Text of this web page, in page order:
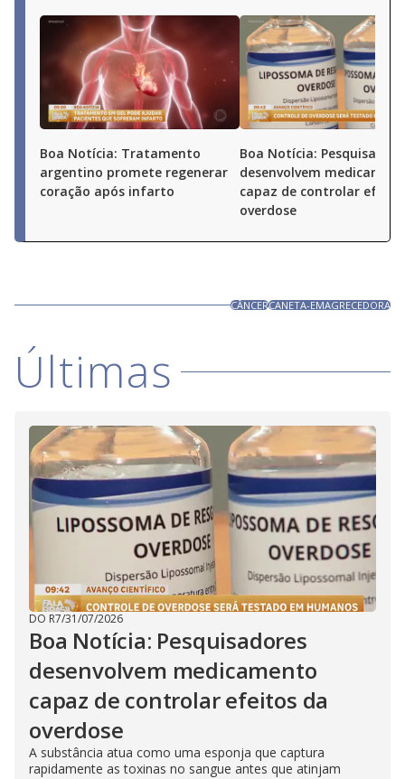
Boa Notícia: Tratamento
argentino promete regenerar
coração após infarto
Boa Notícia:
desenvolvem
capaz de controlar
overdose
CÂNCERCANETA-EMAGRECEDORA
Últimas
DO R7/31/07/2026
Boa Notícia: Pesquisadores
desenvolvem medicamento
capaz de controlar efeitos da
overdose
A substância atua como uma esponja que captura
rapidamente as toxinas no sangue antes que atinjam